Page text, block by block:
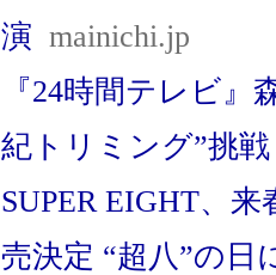
演 mainichi.jp
『24時間テレビ
紀トリミング”挑戦
SUPER EIGHT、
売決定 “超八”の日